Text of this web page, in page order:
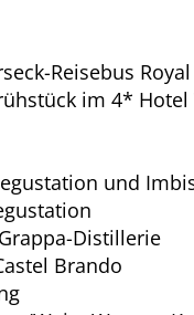
Reisebus
im 4* Hotel
und
Distillerie
Brando